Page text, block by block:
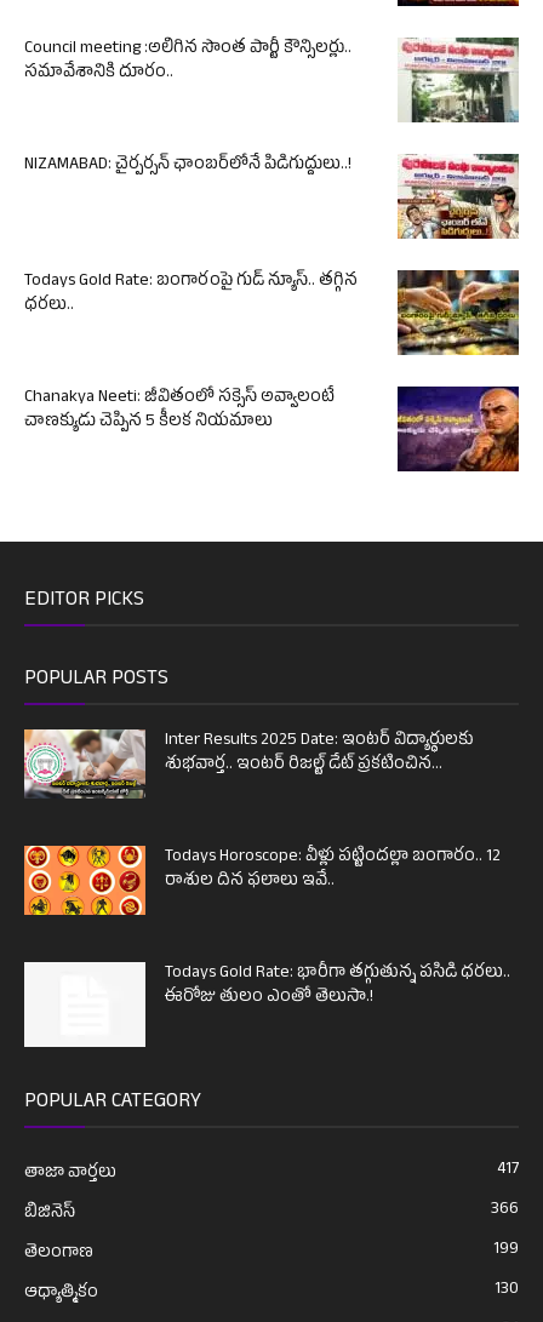
Council meeting :అలిగిన సొంత పార్టీ కౌన్సిలర్లు..
సమావేశానికి దూరం..
NIZAMABAD: చైర్పర్సన్ ఛాంబర్‌లోనే పిడిగుద్దులు..!
Todays Gold Rate: బంగారంపై గుడ్ న్యూస్.. తగ్గిన
ధరలు..
Chanakya Neeti: జీవితంలో సక్సెస్ అవ్వాలంటే
చాణక్యుడు చెప్పిన 5 కీలక నియమాలు
EDITOR PICKS
POPULAR POSTS
Inter Results 2025 Date: ఇంటర్ విద్యార్థులకు
శుభవార్త.. ఇంటర్ రిజల్ట్ డేట్ ప్రకటించిన...
Todays Horoscope: వీళ్లు పట్టిందల్లా బంగారం.. 12
రాశుల దిన ఫలాలు ఇవే..
Todays Gold Rate: భారీగా తగ్గుతున్న పసిడి ధరలు..
ఈరోజు తులం ఎంతో తెలుసా.!
POPULAR CATEGORY
తాజా వార్తలు
417
బిజినెస్
366
తెలంగాణ
199
ఆధ్యాత్మికం
130